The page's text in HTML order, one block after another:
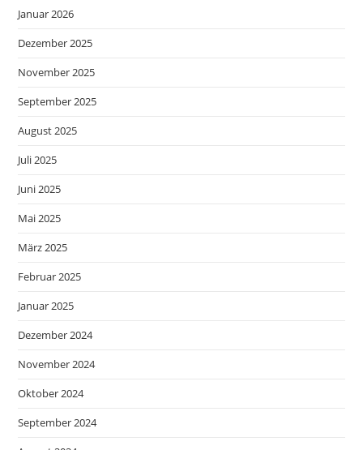
Januar 2026
Dezember 2025
November 2025
September 2025
August 2025
Juli 2025
Juni 2025
Mai 2025
März 2025
Februar 2025
Januar 2025
Dezember 2024
November 2024
Oktober 2024
September 2024